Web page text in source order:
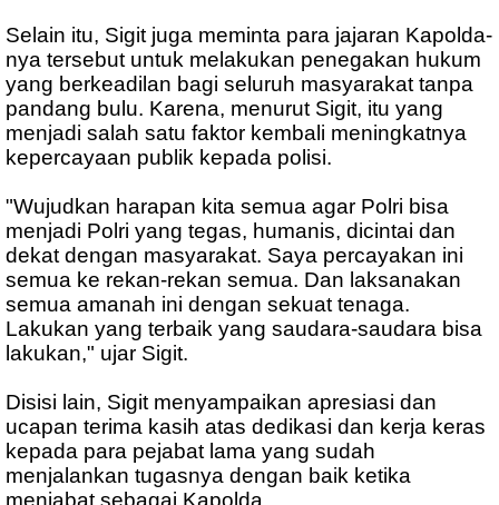
Selain itu, Sigit juga meminta para jajaran Kapolda-
nya tersebut untuk melakukan penegakan hukum
yang berkeadilan bagi seluruh masyarakat tanpa
pandang bulu. Karena, menurut Sigit, itu yang
menjadi salah satu faktor kembali meningkatnya
kepercayaan publik kepada polisi.
"Wujudkan harapan kita semua agar Polri bisa
menjadi Polri yang tegas, humanis, dicintai dan
dekat dengan masyarakat. Saya percayakan ini
semua ke rekan-rekan semua. Dan laksanakan
semua amanah ini dengan sekuat tenaga.
Lakukan yang terbaik yang saudara-saudara bisa
lakukan," ujar Sigit.
Disisi lain, Sigit menyampaikan apresiasi dan
ucapan terima kasih atas dedikasi dan kerja keras
kepada para pejabat lama yang sudah
menjalankan tugasnya dengan baik ketika
menjabat sebagai Kapolda.